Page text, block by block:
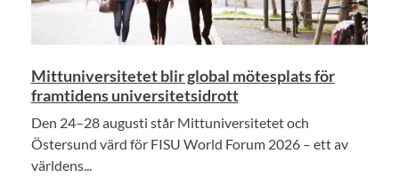
Mittuniversitetet blir global mötesplats för
framtidens universitetsidrott
Den 24–28 augusti står Mittuniversitetet och
Östersund värd för FISU World Forum 2026 – ett av
världens...